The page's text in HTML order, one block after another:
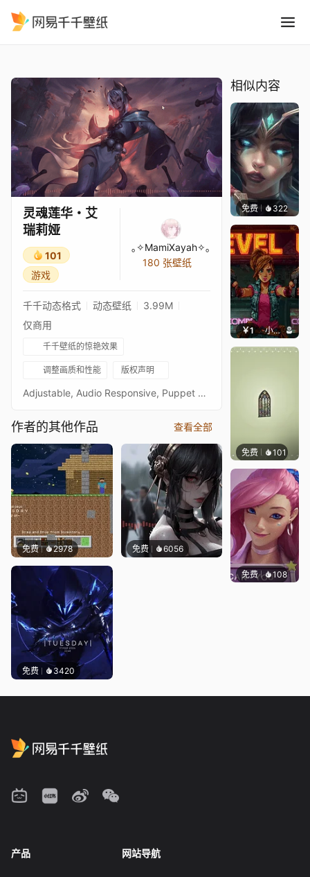
灵魂莲华・艾
瑞莉娅
101
游戏
｡✧MamiXayah✧｡
180 张壁纸
千千动态格式 动态壁纸
3.99M
仅商用
千千壁纸的惊艳效果
调整画质和性能 版权声明
Adjustable, Audio Responsive, Puppet Warpif you plan on reposting my animation on other sides, make sure to link me/give credits. thanks
作者的其他作品 查看全部
免费 2978 免费 6056
免费 3420
相似内容
免费 322
｡
￥1 小鹿子
免费 101木木
免费 108Melon
产品 网站导航